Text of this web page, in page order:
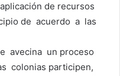
de recursos
de acuerdo a las
avecina un proceso
colonias participen,